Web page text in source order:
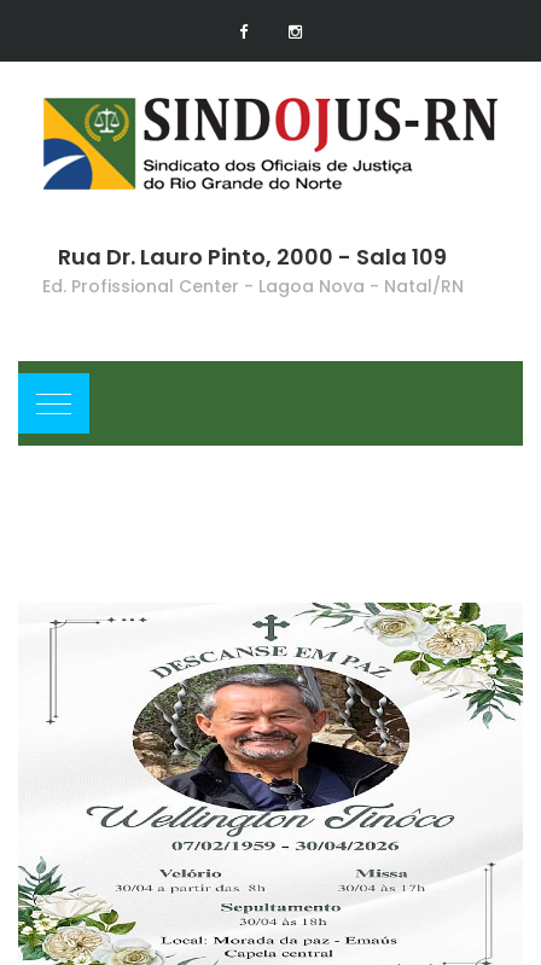
Rua Dr. Lauro Pinto, 2000 - Sala 109
Ed. Profissional Center - Lagoa Nova - Natal/RN